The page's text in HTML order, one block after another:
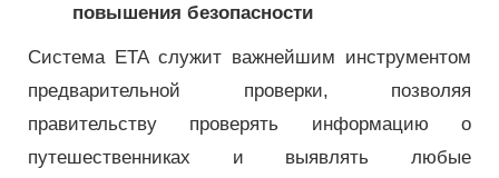
повышения безопасности
Система ETA служит важнейшим инструментом
предварительной проверки, позволяя
правительству проверять информацию о
путешественниках и выявлять любые